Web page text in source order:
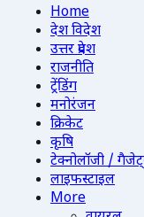
Home
देश विदेश
उत्तर प्रदेश
राजनीति
ट्रेंडिंग
मनोरंजन
क्रिकेट
कृषि
टेक्नोलॉजी /
लाइफस्टाइल
More